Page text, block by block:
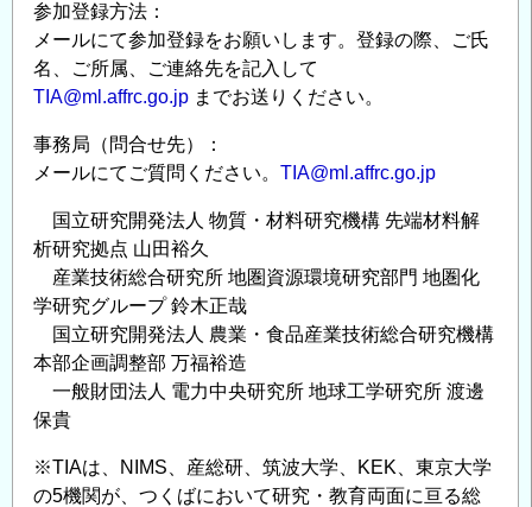
参加登録⽅法：
メールにて参加登録をお願いします。登録の際、ご⽒
名、ご所属、ご連絡先を記⼊して
TIA@ml.affrc.go.jp までお送りください。
事務局（問合せ先）：
メールにてご質問ください。 TIA@ml.affrc.go.jp
国⽴研究開発法⼈ 物質・材料研究機構 先端材料解
析研究拠点 ⼭⽥裕久
産業技術総合研究所 地圏資源環境研究部⾨ 地圏化
学研究グループ 鈴⽊正哉
国⽴研究開発法⼈ 農業・⾷品産業技術総合研究機構
本部企画調整部 万福裕造
⼀般財団法⼈ 電⼒中央研究所 地球⼯学研究所 渡邊
保貴
※TIAは、NIMS、産総研、筑波大学、KEK、東京大学
の5機関が、つくばにおいて研究・教育両面に亘る総